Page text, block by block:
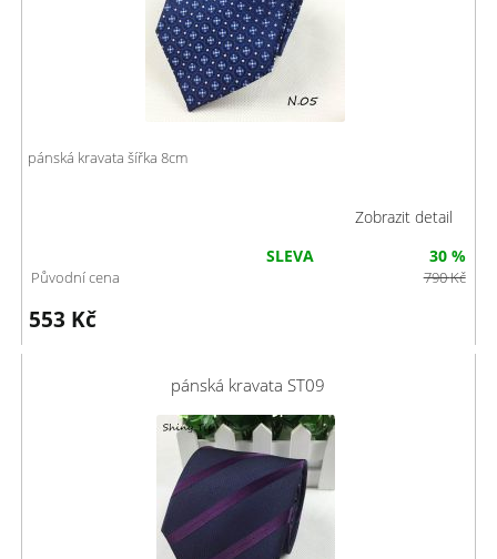
pánská kravata šířka 8cm
Zobrazit detail
553 Kč
SLEVA 30 %
Původní cena 790Kč
pánská kravata ST09